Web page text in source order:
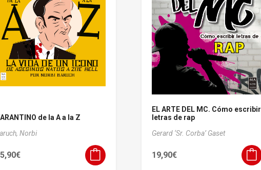
de la A a la Z
Norbi
€
EL ARTE DEL MC. Cómo escribir
letras de rap
Gerard ‘Sr. Corba’ Gaset
19,90€